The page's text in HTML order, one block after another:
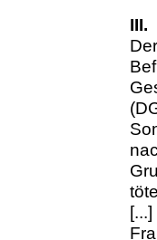
III.